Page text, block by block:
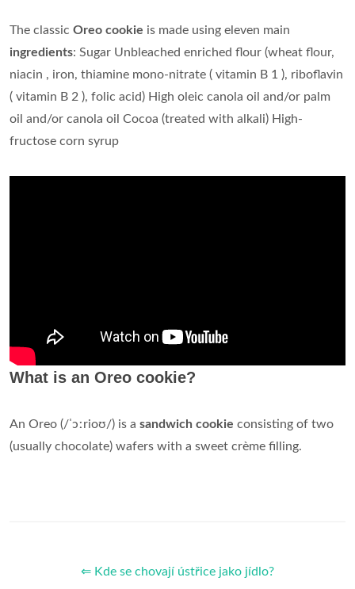
The classic Oreo cookie is made using eleven main
ingredients: Sugar Unbleached enriched flour (wheat flour,
niacin , iron, thiamine mono-nitrate ( vitamin B 1 ), riboflavin
( vitamin B 2 ), folic acid) High oleic canola oil and/or palm
oil and/or canola oil Cocoa (treated with alkali) High-
fructose corn syrup
What is an Oreo cookie?
An Oreo (/ˈɔːrioʊ/) is a sandwich cookie consisting of two
(usually chocolate) wafers with a sweet crème filling.
⇐ Kde se chovají ústřice jako jídlo?